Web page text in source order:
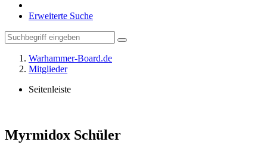
Erweiterte Suche
Warhammer-Board.de
Mitglieder
Seitenleiste
Myrmidox Schüler